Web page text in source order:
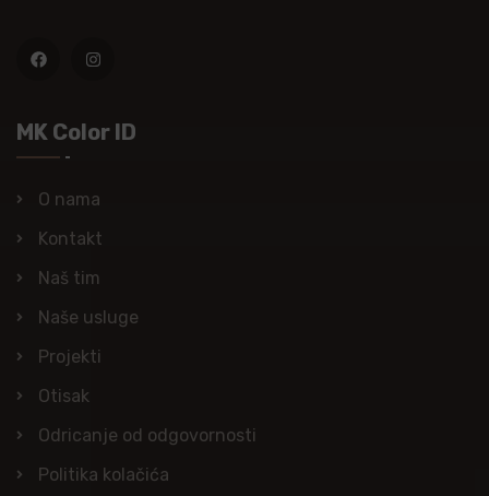
MK Color ID
O nama
Kontakt
Naš tim
Naše usluge
Projekti
Otisak
Odricanje od odgovornosti
Politika kolačića